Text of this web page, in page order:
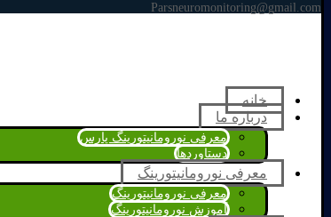
Parsneuromonitoring@gmail.com
خانه
درباره ما
معرفی نورومانیتورینگ پارس
دستاوردها
معرفی نورومانیتورینگ
معرفی نورومانیتورینگ
آموزش نورومانیتورینگ